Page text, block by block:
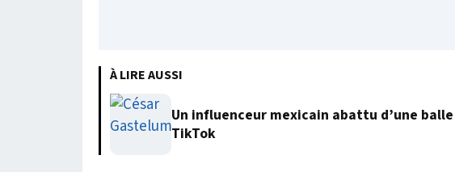
À LIRE AUSSI
Un influenceur mexicain abattu d’une
TikTok